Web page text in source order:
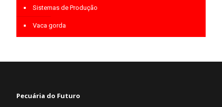
Sistemas de Produção
Vaca gorda
Pecuária do Futuro